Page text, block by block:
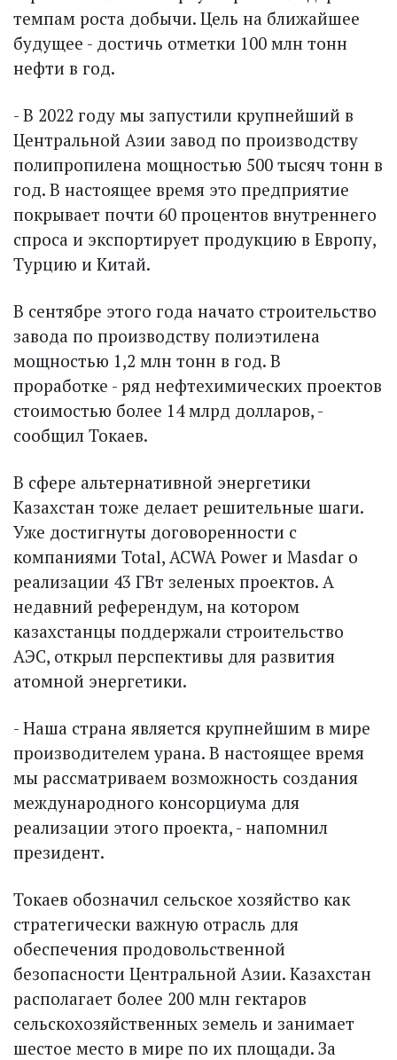
темпам роста добычи. Цель на ближайшее
будущее - достичь отметки 100 млн тонн
нефти в год.
- В 2022 году мы запустили крупнейший в
Центральной Азии завод по производству
полипропилена мощностью 500 тысяч тонн в
год. В настоящее время это предприятие
покрывает почти 60 процентов внут­реннего
спроса и экспортирует продукцию в Европу,
Турцию и Китай.
В сентябре этого года начато строительство
завода по производству полиэтилена
мощностью 1,2 млн тонн в год. В
проработке - ряд нефтехимических проектов
стоимостью более 14 млрд долларов, -
сообщил Токаев.
В сфере альтернативной энергетики
Казахстан тоже делает решительные шаги.
Уже достигнуты договоренности с
компаниями Total, ACWA Power и Masdar о
реализации 43 ГВт зеленых проектов. А
недавний референдум, на котором
казахстанцы поддержали строительство
АЭС, открыл перспективы для развития
атомной энергетики.
- Наша страна является крупнейшим в мире
производителем урана. В настоящее время
мы рассматриваем возможность создания
международного консорциума для
реализации этого проекта, - напомнил
президент.
Токаев обозначил сельское хозяйство как
стратегически важную отрасль для
обеспечения продовольственной
безопасности Центральной Азии. Казахстан
располагает более 200 млн гектаров
сельскохозяйственных земель и занимает
шестое место в мире по их площади. За